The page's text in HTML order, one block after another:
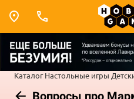
Каталог Настольные игры
Вопросы про